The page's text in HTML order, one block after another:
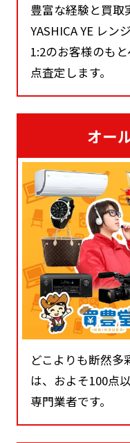
豊富な経験と買取
YASHICA YE レン
1:2のお客様のも
点査定します。
オー
どこよりも断然多
は、およそ100点
専門業者です。